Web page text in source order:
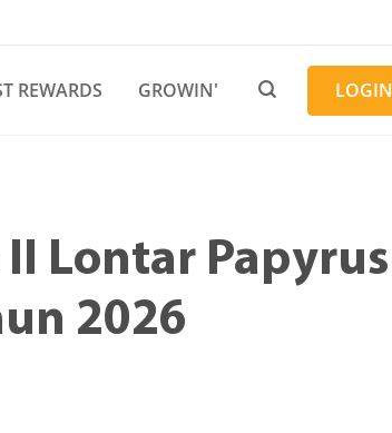
LOGIN
REWARDS GROWIN'
Lontar Papyrus
2026